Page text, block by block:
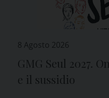
8 Agosto 2026
GMG Seul 2027.
e il sussidio